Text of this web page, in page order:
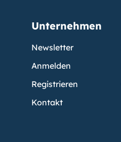
Unternehmen
Newsletter
Anmelden
Registrieren
Kontakt